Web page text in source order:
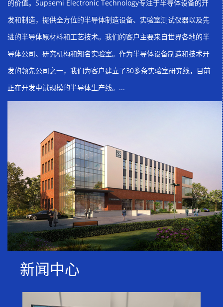
的价值。Supsemi Electronic Technology专注于半导体设备的开
发和制造，提供全方位的半导体制造设备、实验室测试仪器以及先
进的半导体原材料和工艺技术。我们的客户主要来自世界各地的半
导体公司、研究机构和知名实验室。作为半导体设备制造和技术开
发的领先公司之一，我们为客户建立了30多条实验室研究线，目前
正在开发中试规模的半导体生产线。...
新闻中心